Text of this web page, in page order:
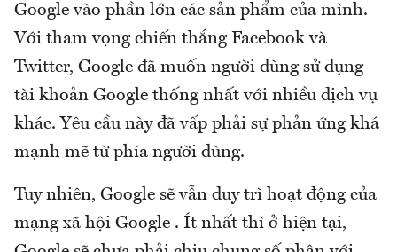
Google vào phần lớn các sản phẩm của mình.
Với tham vọng chiến thắng Facebook và
Twitter, Google đã muốn người dùng sử dụng
tài khoản Google thống nhất với nhiều dịch vụ
khác. Yêu cầu này đã vấp phải sự phản ứng khá
mạnh mẽ từ phía người dùng.
Tuy nhiên, Google sẽ vẫn duy trì hoạt động của
mạng xã hội Google . Ít nhất thì ở hiện tại,